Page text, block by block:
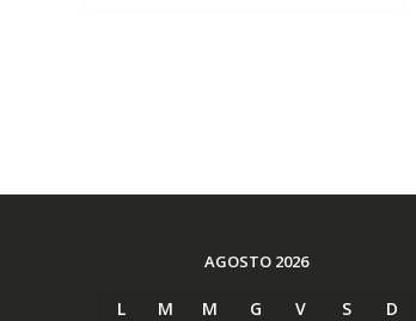
AGOSTO 2026
L M M G V S
D